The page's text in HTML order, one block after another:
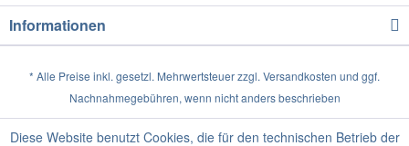
Informationen
* Alle Preise inkl. gesetzl. Mehrwertsteuer zzgl. Versandkosten und ggf.
Nachnahmegebühren, wenn nicht anders beschrieben
Diese Website benutzt Cookies, die für den technischen Betrieb der